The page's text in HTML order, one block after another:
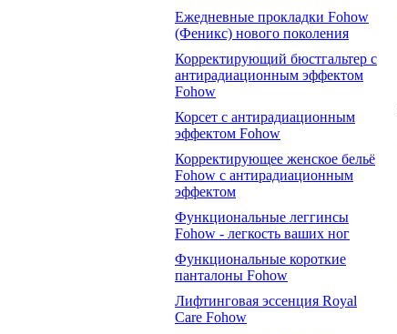
Ежедневные прокладки Fohow
(Феникс) нового поколения
Корректирующий бюстгальтер с
антирадиационным эффектом
Fohow
Корсет с антирадиационным
эффектом Fohow
Корректирующее женское бельё
Fohow с антирадиационным
эффектом
Функциональные леггинсы
Fohow - легкость ваших ног
Функциональные короткие
панталоны Fohow
Лифтинговая эссенция Royal
Care Fohow